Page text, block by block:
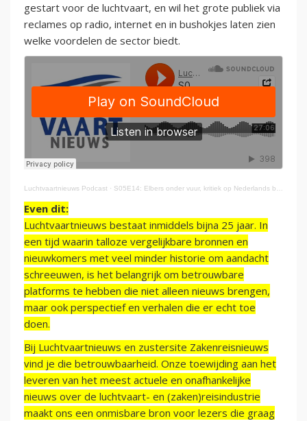
gestart voor de luchtvaart, en wil het grote publiek via
reclames op radio, internet en in bushokjes laten zien
welke voordelen de sector biedt.
Luchtvaartnieuws Podcast · S05E14: Elbers onder vuur, kritiek op Nederlands beleid en sneakers bij Transavia
Even dit:
Luchtvaartnieuws bestaat inmiddels bijna 25 jaar. In
een tijd waarin talloze vergelijkbare bronnen en
nieuwkomers met veel minder historie om aandacht
schreeuwen, is het belangrijk om betrouwbare
platforms te hebben die niet alleen nieuws brengen,
maar ook perspectief en verhalen die er echt toe
doen.
Bij Luchtvaartnieuws en zustersite Zakenreisnieuws
vind je die betrouwbaarheid. Onze toewijding aan het
leveren van het meest actuele en onafhankelijke
nieuws over de luchtvaart- en (zaken)reisindustrie
maakt ons een onmisbare bron voor lezers die graag